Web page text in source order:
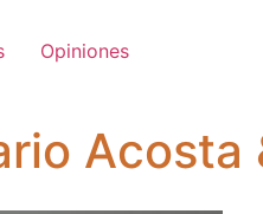
Opiniones